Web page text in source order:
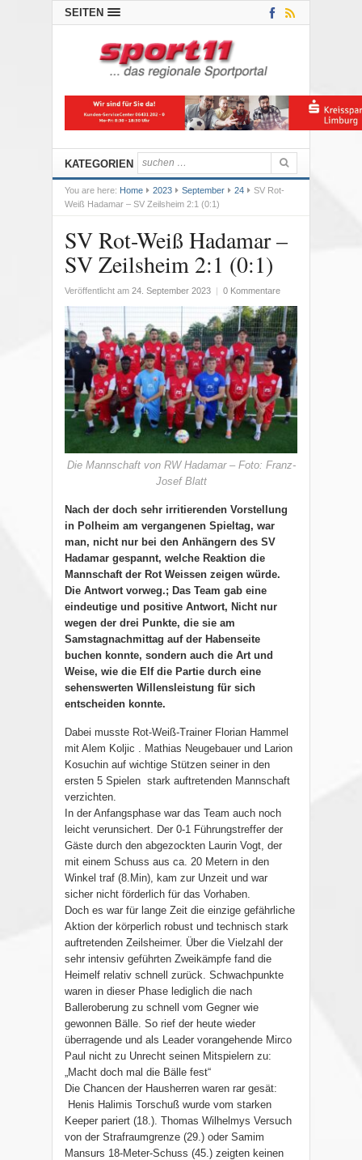
SEITEN
KATEGORIEN
You are here: Home 2023 September 24
SV Rot-
Weiß Hadamar – SV Zeilsheim 2:1 (0:1)
SV Rot-Weiß Hadamar –
SV Zeilsheim 2:1 (0:1)
Veröffentlicht am 24. September 2023 0 Kommentare
Die Mannschaft von RW Hadamar – Foto: Franz-
Josef Blatt
Nach der doch sehr irritierenden Vorstellung
in Polheim am vergangenen Spieltag, war
man, nicht nur bei den Anhängern des SV
Hadamar gespannt, welche Reaktion die
Mannschaft der Rot Weissen zeigen würde.
Die Antwort vorweg.; Das Team gab eine
eindeutige und positive Antwort, Nicht nur
wegen der drei Punkte, die sie am
Samstagnachmittag auf der Habenseite
buchen konnte, sondern auch die Art und
Weise, wie die Elf die Partie durch eine
sehenswerten Willensleistung für sich
entscheiden konnte.
Dabei musste Rot-Weiß-Trainer Florian Hammel
mit Alem Koljic . Mathias Neugebauer und Larion
Kosuchin auf wichtige Stützen seiner in den
ersten 5 Spielen stark auftretenden Mannschaft
verzichten.
In der Anfangsphase war das Team auch noch
leicht verunsichert. Der 0-1 Führungstreffer der
Gäste durch den abgezockten Laurin Vogt, der
mit einem Schuss aus ca. 20 Metern in den
Winkel traf (8.Min), kam zur Unzeit und war
sicher nicht förderlich für das Vorhaben.
Doch es war für lange Zeit die einzige gefährliche
Aktion der körperlich robust und technisch stark
auftretenden Zeilsheimer. Über die Vielzahl der
sehr intensiv geführten Zweikämpfe fand die
Heimelf relativ schnell zurück. Schwachpunkte
waren in dieser Phase lediglich die nach
Balleroberung zu schnell vom Gegner wie
gewonnen Bälle. So rief der heute wieder
überragende und als Leader vorangehende Mirco
Paul nicht zu Unrecht seinen Mitspielern zu:
„Macht doch mal die Bälle fest“
Die Chancen der Hausherren waren rar gesät:
Henis Halimis Torschuß wurde vom starken
Keeper pariert (18.). Thomas Wilhelmys Versuch
von der Strafraumgrenze (29.) oder Samim
Mansurs 18-Meter-Schuss (45.) zeigten keinen